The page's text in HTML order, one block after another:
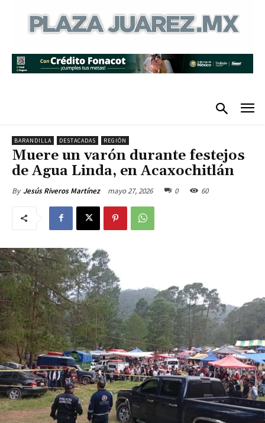
BARANDILLA DESTACADAS REGIÓN
Muere un varón durante festejos
de Agua Linda, en Acaxochitlán
By Jesús Riveros Martínez mayo 27, 2026 0 60